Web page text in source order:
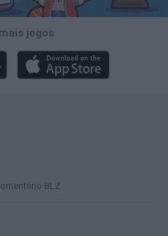
jogos
BLZ